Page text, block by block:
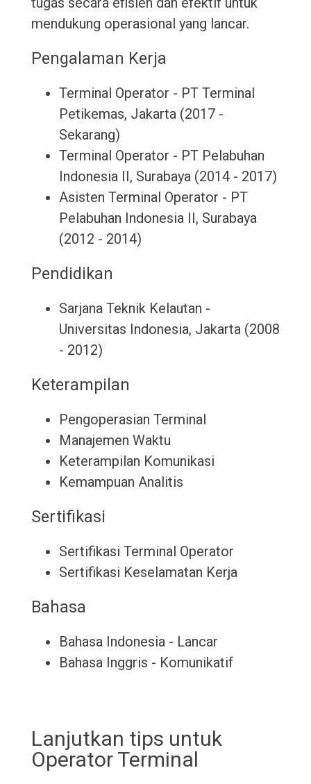
mendukung operasional yang lancar.
Pengalaman Kerja
Terminal Operator - PT Terminal
Petikemas, Jakarta (2017 -
Sekarang)
Terminal Operator - PT Pelabuhan
Indonesia II, Surabaya (2014 - 2017)
Asisten Terminal Operator - PT
Pelabuhan Indonesia II, Surabaya
(2012 - 2014)
Pendidikan
Sarjana Teknik Kelautan -
Universitas Indonesia, Jakarta (2008
- 2012)
Keterampilan
Pengoperasian Terminal
Manajemen Waktu
Keterampilan Komunikasi
Kemampuan Analitis
Sertifikasi
Sertifikasi Terminal Operator
Sertifikasi Keselamatan Kerja
Bahasa
Bahasa Indonesia - Lancar
Bahasa Inggris - Komunikatif
Lanjutkan tips untuk
Operator Terminal